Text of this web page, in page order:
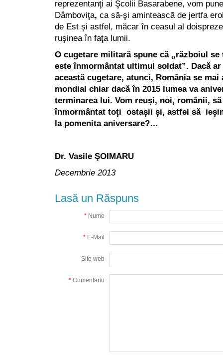
reprezentanţi ai Şcolii Basarabene, vom
Dâmboviţa, ca să-şi amintească de jertfa
de Est şi astfel, măcar în ceasul al
ruşinea în faţa lumii.
O cugetare militară spune că „războiul
este înmormântat ultimul soldat”. Dacă
această cugetare, atunci, România se
mondial chiar dacă în 2015 lumea va
terminarea lui. Vom reuşi, noi, românii,
înmormântat toţi ostaşii şi, astfel să
la pomenita aniversare?…
Dr. Vasile ŞOIMARU
Decembrie 2013
Lasă un Răspuns
* Nume
* E-Mail
Site web
* Comentariu